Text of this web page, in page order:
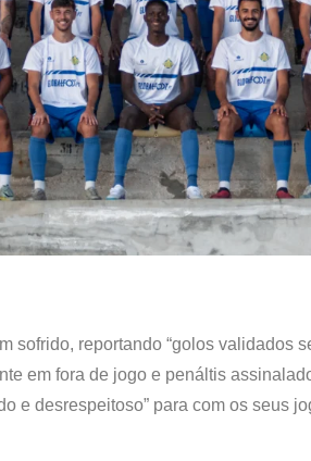
sofrido, reportando “golos validados
em fora de jogo e penáltis
e desrespeitoso” para com os seus